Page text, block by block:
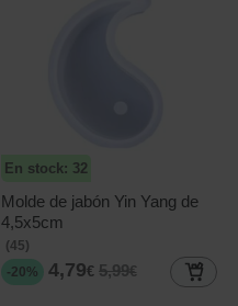
En stock: 32
Molde de jabón Yin Yang de
4,5x5cm
(45)
-20%
4,79€ 5,99€